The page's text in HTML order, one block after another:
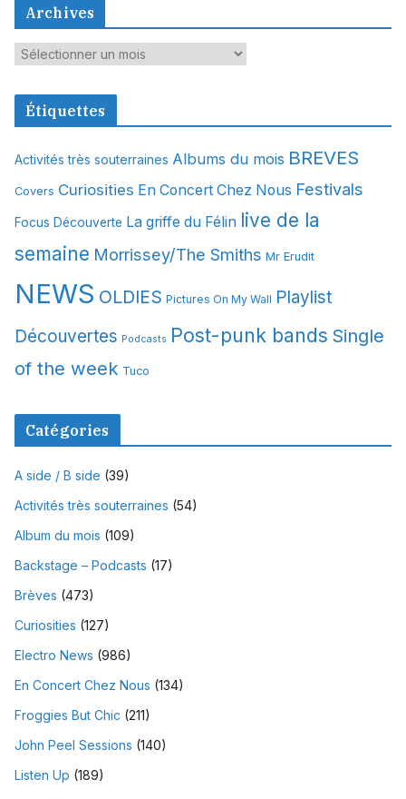
Archives
A
c
v
e
Étiquettes
Activités très souterraines Albums du mois BREVES
Covers Curiosities En Concert Chez Nous Festivals
Focus Découverte La griffe du Félin live de la
semaine Morrissey/The Smiths Mr Erudit
NEWS OLDIES Pictures On My Wall Playlist
Découvertes Podcasts Post-punk bands Single
of the week Tuco
Catégories
A side / B side (39)
Activités très souterraines (54)
Album du mois (109)
Backstage – Podcasts (17)
Brèves (473)
Curiosities (127)
Electro News (986)
En Concert Chez Nous (134)
Froggies But Chic (211)
John Peel Sessions (140)
Listen Up (189)